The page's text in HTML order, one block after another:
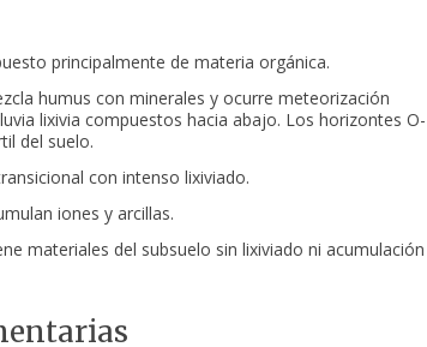
principalmente de materia orgánica.
humus con minerales y ocurre meteorización
lixivia compuestos hacia abajo. Los horizontes O-
del suelo.
con intenso lixiviado.
iones y arcillas.
materiales del subsuelo sin lixiviado ni acumulación